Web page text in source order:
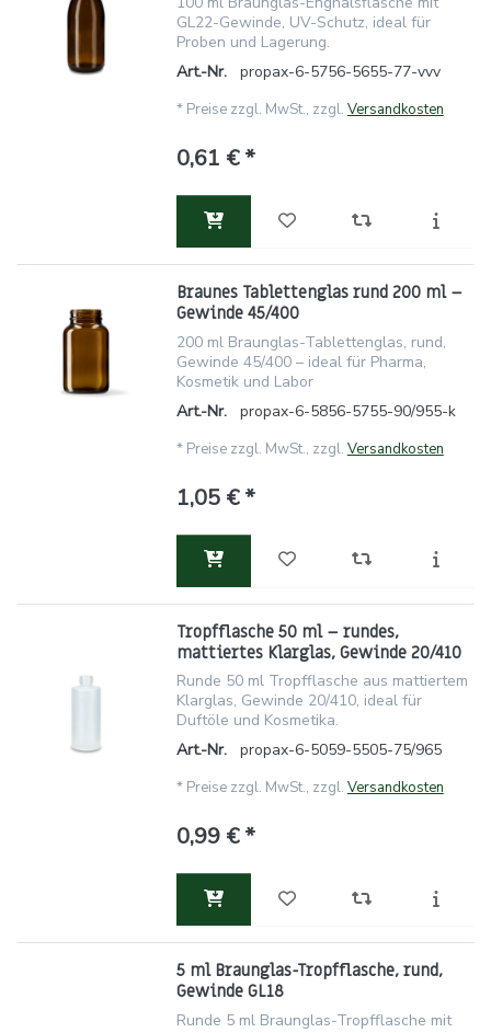
GL22-Gewinde, UV-Schutz, ideal für
Proben und Lagerung.
Art.-Nr.
propax-6-5756-5655-77-vvv
* Preise zzgl. MwSt., zzgl. Versandkosten
0,61 € *
Braunes Tablettenglas rund 200 ml –
Gewinde 45/400
200 ml Braunglas-Tablettenglas, rund,
Gewinde 45/400 – ideal für Pharma,
Kosmetik und Labor
Art.-Nr.
propax-6-5856-5755-90/955-k
* Preise zzgl. MwSt., zzgl. Versandkosten
1,05 € *
Tropfflasche 50 ml – rundes,
mattiertes Klarglas, Gewinde 20/410
Runde 50 ml Tropfflasche aus mattiertem
Klarglas, Gewinde 20/410, ideal für
Duftöle und Kosmetika.
Art.-Nr.
propax-6-5059-5505-75/965
* Preise zzgl. MwSt., zzgl. Versandkosten
0,99 € *
5 ml Braunglas-Tropfflasche, rund,
Gewinde GL18
Runde 5 ml Braunglas-Tropfflasche mit